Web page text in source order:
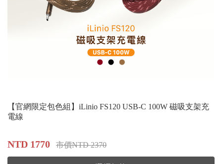
【官網限定包色組】iLinio FS120 USB-C 100W 磁吸支架充
電線
NTD 1770 市價NTD 2370